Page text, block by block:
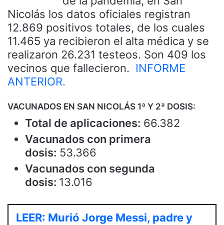
Nicolás los datos oficiales registran
12.869 positivos totales, de los cuales
11.465 ya recibieron el alta médica y se
realizaron 26.231 testeos. Son 409 los
vecinos que fallecieron. INFORME
ANTERIOR.
VACUNADOS EN SAN NICOLÁS 1ª Y 2ª DOSIS:
Total de aplicaciones: 66.382
Vacunados con primera
dosis: 53.366
Vacunados con segunda
dosis: 13.016
LEER: Murió Jorge Messi, padre y